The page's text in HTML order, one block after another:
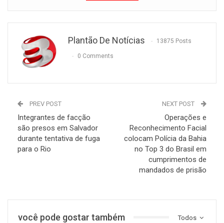
Plantão De Notícias 13875 Posts
0 Comments
PREV POST
Integrantes de facção
são presos em Salvador
durante tentativa de fuga
para o Rio
NEXT POST
Operações e
Reconhecimento Facial
colocam Polícia da Bahia
no Top 3 do Brasil em
cumprimentos de
mandados de prisão
Todos
você pode gostar também